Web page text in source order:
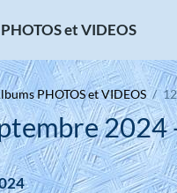
et VIDEOS
PHOTOS et VIDEOS
2024